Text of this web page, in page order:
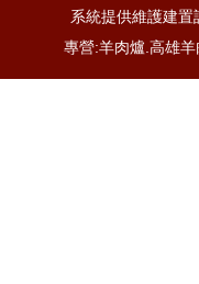
系統提供維護建
專營:羊肉爐.高雄